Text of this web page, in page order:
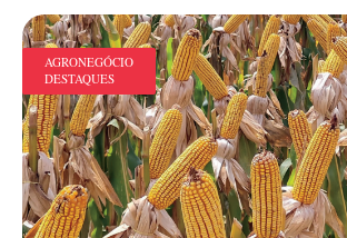
AGRONEGÓCIO
DESTAQUES